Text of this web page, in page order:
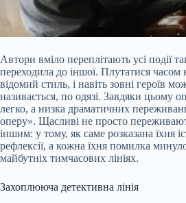
Автори вміло переплітають усі події
переходила до іншої. Плутатися часом
відомий стиль, і навіть зовні героїв
називається, по одязі. Завдяки цьому
легко, а низка драматичних
оперу». Щасливі не просто
іншим: у тому, як саме розказана їхня
рефлексії, а кожна їхня помилка
майбутніх тимчасових лініях.
Захоплююча детективна лінія